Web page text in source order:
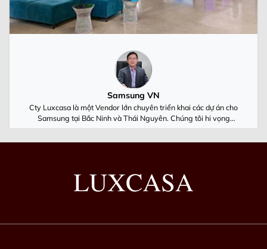
Samsung VN
Cty Luxcasa là một Vendor lớn chuyên triển khai các dự án cho
Samsung tại Bắc Ninh và Thái Nguyên. Chúng tôi hi vọng